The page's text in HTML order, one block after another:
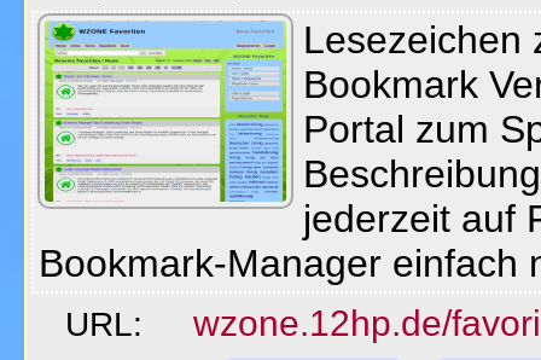
Lesezeichen
Bookmark
Portal zum
jederzeit auf
Bookmark-Manager einfach
URL: wzone.12hp.de/